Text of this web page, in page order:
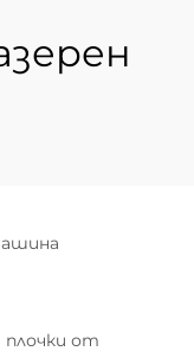
плочки от